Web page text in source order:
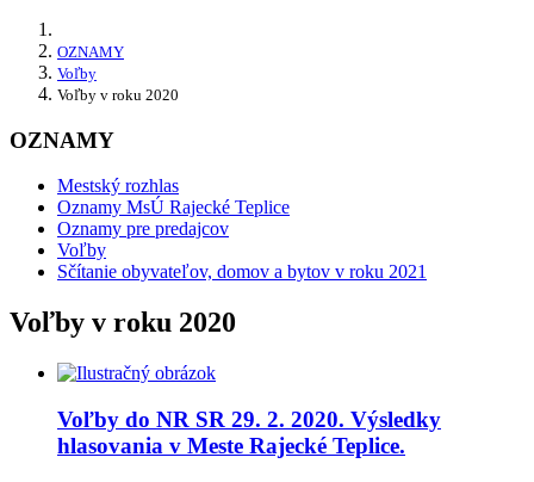
OZNAMY
Voľby
Voľby v roku 2020
OZNAMY
Mestský rozhlas
Oznamy MsÚ Rajecké Teplice
Oznamy pre predajcov
Voľby
Sčítanie obyvateľov, domov a bytov v roku 2021
Voľby v roku 2020
Voľby do NR SR 29. 2. 2020. Výsledky
hlasovania v Meste Rajecké Teplice.